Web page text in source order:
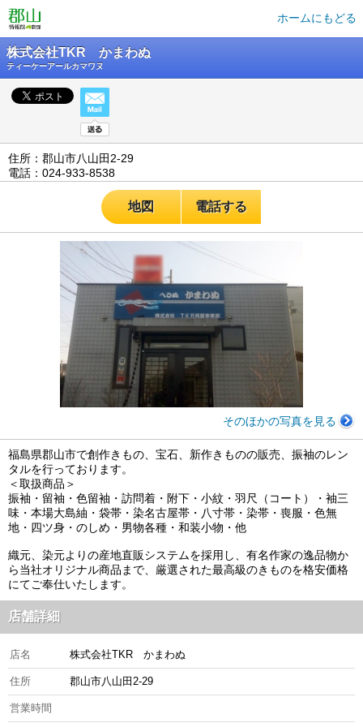
ホームにもどる
株式会社TKR かまわぬ
ティーケーアールカマワヌ
住所：郡山市八山田2-29
電話：024-933-8538
地図 電話する
そのほかの写真を見る
福島県郡山市で創作きもの、宝石、新作きものの販売、振袖のレン
タルを行っております。
＜取扱商品＞
振袖・留袖・色留袖・訪問着・附下・小紋・羽尺（コート）・袖三
味・本場大島紬・袋帯・染名古屋帯・八寸帯・染帯・喪服・色無
地・四ツ身・のしめ・男物各種・和装小物・他
織元、染元よりの産地直販システムを採用し、有名作家の逸品物か
ら当社オリジナル商品まで、厳選された最高級のきものを格安価格
にてご奉仕いたします。
店舗詳細
店名 株式会社TKR かまわぬ
住所 郡山市八山田2-29
営業時間